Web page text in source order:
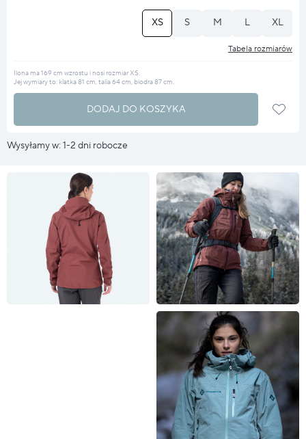
XL
L
M
S
XS
Tabela rozmiarów
Ilona ma 169 cm wzrostu i nosi rozmiar XS.
Jej wymiary to: klatka 81 cm, talia 64 cm, biodra 87 cm.
DODAJ DO KOSZYKA
Wysyłamy w: 1-2 dni robocze